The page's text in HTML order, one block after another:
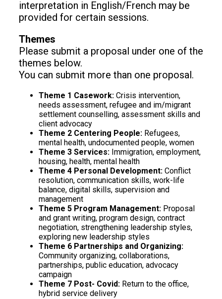
interpretation in English/French may be
provided for certain sessions.
Themes
Please submit a proposal under one of the
themes below.
You can submit more than one proposal.
Theme 1 Casework: Crisis intervention,
needs assessment, refugee and im/migrant
settlement counselling, assessment skills and
client advocacy
Theme 2 Centering People: Refugees,
mental health, undocumented people, women
Theme 3 Services: Immigration, employment,
housing, health, mental health
Theme 4 Personal Development: Conflict
resolution, communication skills, work-life
balance, digital skills, supervision and
management
Theme 5 Program Management: Proposal
and grant writing, program design, contract
negotiation, strengthening leadership styles,
exploring new leadership styles
Theme 6 Partnerships and Organizing:
Community organizing, collaborations,
partnerships, public education, advocacy
campaign
Theme 7 Post- Covid: Return to the office,
hybrid service delivery